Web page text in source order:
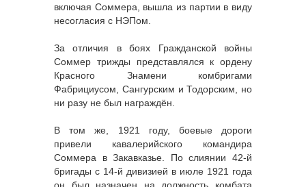
включая Соммера, вышла из партии в виду
несогласия с НЭПом.
За отличия в боях Гражданской войны
Соммер трижды представлялся к ордену
Красного Знамени комбригами
Фабрициусом, Сангурским и Тодорским, но
ни разу не был награждён.
В том же, 1921 году, боевые дороги
привели кавалерийского командира
Соммера в Закавказье. По слиянии 42-й
бригады с 14-й дивизией в июле 1921 года